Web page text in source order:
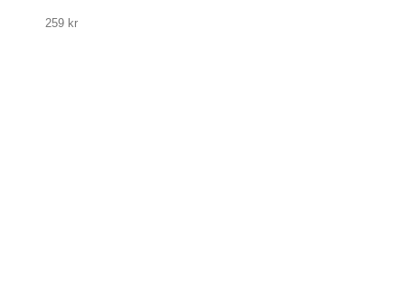
259 kr